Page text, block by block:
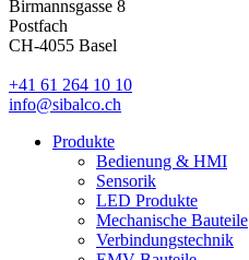
Birmannsgasse 8
Postfach
CH-4055 Basel
+41 61 264 10 10
info@sibalco.ch
Produkte
Bedienung & HMI
Sensorik
LED Produkte
Mechanische Bauteile
Verbindungstechnik